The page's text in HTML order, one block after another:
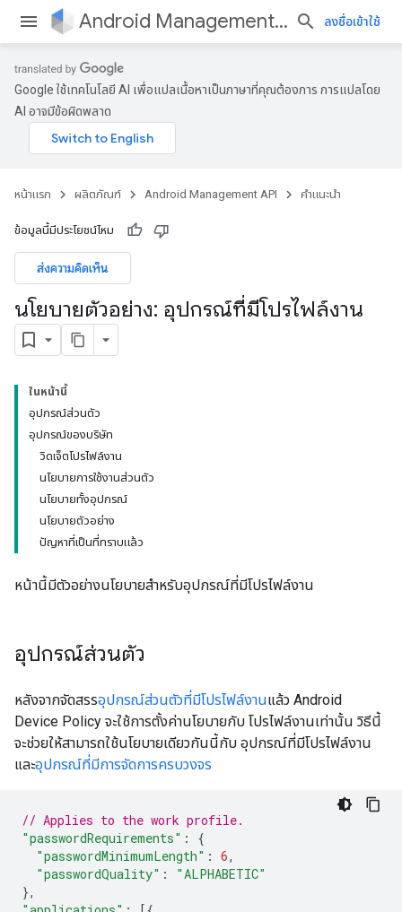
Android Management API ลงชื่อเข้าใช้
Google ใช้เทคโนโลยี AI เพื่อแปลเนื้อหาเป็นภาษาที่คุณต้องการ การแปลโดย
AI อาจมีข้อผิดพลาด
หน้าแรก ผลิตภัณฑ์ Android Management API คำแนะนำ
ข้อมูลนี้มีประโยชน์ไหม
ส่งความคิดเห็น
นโยบายตัวอย่าง: อุปกรณ์ที่มีโปรไฟล์งาน
ในหน้านี้
อุปกรณ์ส่วนตัว
อุปกรณ์ของบริษัท
วิดเจ็ตโปรไฟล์งาน
นโยบายการใช้งานส่วนตัว
นโยบายทั้งอุปกรณ์
นโยบายตัวอย่าง
ปัญหาที่เป็นที่ทราบแล้ว
หน้านี้มีตัวอย่างนโยบายสำหรับอุปกรณ์ที่มีโปรไฟล์งาน
อุปกรณ์ส่วนตัว
หลังจากจัดสรรอุปกรณ์ส่วนตัวที่มีโปรไฟล์งานแล้ว Android
Device Policy จะใช้การตั้งค่านโยบายกับ โปรไฟล์งานเท่านั้น วิธีนี้
จะช่วยให้สามารถใช้นโยบายเดียวกันนี้กับ อุปกรณ์ที่มีโปรไฟล์งาน
และอุปกรณ์ที่มีการจัดการครบวงจร
// Applies to the work profile.
"passwordRequirements" :
{
"passwordMinimumLength" : 6,
"passwordQuality" :
"ALPHABETIC"
},